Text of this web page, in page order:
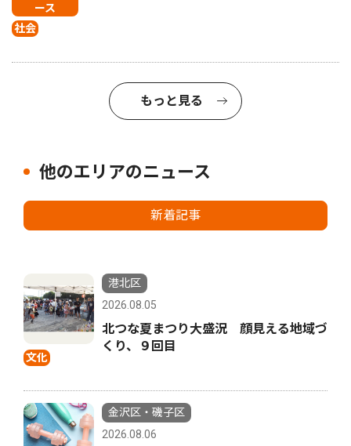
ース
社会
もっと見る
他のエリアのニュース
新着記事
文化
港北区
2026.08.05
北つな夏まつり大盛況 顔見える地域づ
くり、９回目
金沢区・磯子区
2026.08.06